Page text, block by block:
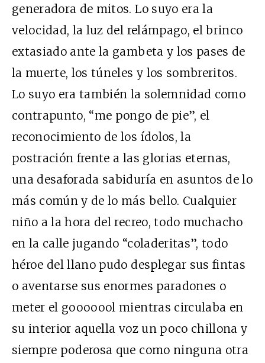
generadora de mitos. Lo suyo era la
velocidad, la luz del relámpago, el brinco
extasiado ante la gambeta y los pases de
la muerte, los túneles y los sombreritos.
Lo suyo era también la solemnidad como
contrapunto, “me pongo de pie”, el
reconocimiento de los ídolos, la
postración frente a las glorias eternas,
una desaforada sabiduría en asuntos de lo
más común y de lo más bello. Cualquier
niño a la hora del recreo, todo muchacho
en la calle jugando “coladeritas”, todo
héroe del llano pudo desplegar sus fintas
o aventarse sus enormes paradones o
meter el gooooool mientras circulaba en
su interior aquella voz un poco chillona y
siempre poderosa que como ninguna otra